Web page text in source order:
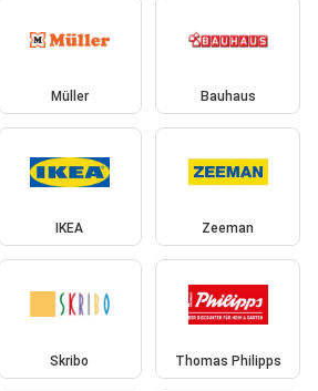
Müller Bauhaus
IKEA Zeeman
Skribo Thomas Philipps